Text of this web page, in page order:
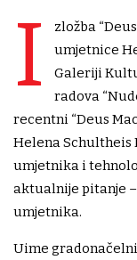
I
zložba
umjetnice
Galeriji
radova
recentni “Deus
Helena Schultheis
umjetnika i
aktualnije pitanje
umjetnika.
Uime